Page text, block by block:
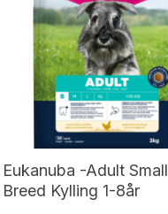
Eukanuba -Adult Small
Breed Kylling 1-8år